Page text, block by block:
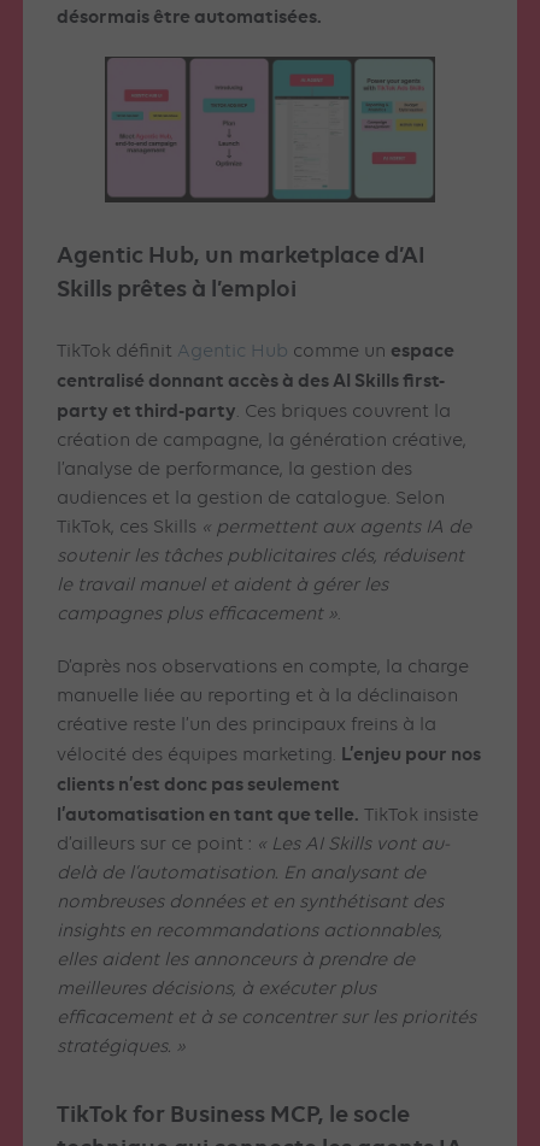
désormais être automatisées.
Agentic Hub, un marketplace d’AI
Skills prêtes à l’emploi
TikTok définit Agentic Hub comme un espace
centralisé donnant accès à des AI Skills first-
party et third-party. Ces briques couvrent la
création de campagne, la génération créative,
l’analyse de performance, la gestion des
audiences et la gestion de catalogue. Selon
TikTok, ces Skills « permettent aux agents IA de
soutenir les tâches publicitaires clés, réduisent
le travail manuel et aident à gérer les
campagnes plus efficacement ».
D’après nos observations en compte, la charge
manuelle liée au reporting et à la déclinaison
créative reste l’un des principaux freins à la
vélocité des équipes marketing. L’enjeu pour nos
clients n’est donc pas seulement
l’automatisation en tant que telle. TikTok insiste
d’ailleurs sur ce point : « Les AI Skills vont au-
delà de l’automatisation. En analysant de
nombreuses données et en synthétisant des
insights en recommandations actionnables,
elles aident les annonceurs à prendre de
meilleures décisions, à exécuter plus
efficacement et à se concentrer sur les priorités
stratégiques. »
TikTok for Business MCP, le socle